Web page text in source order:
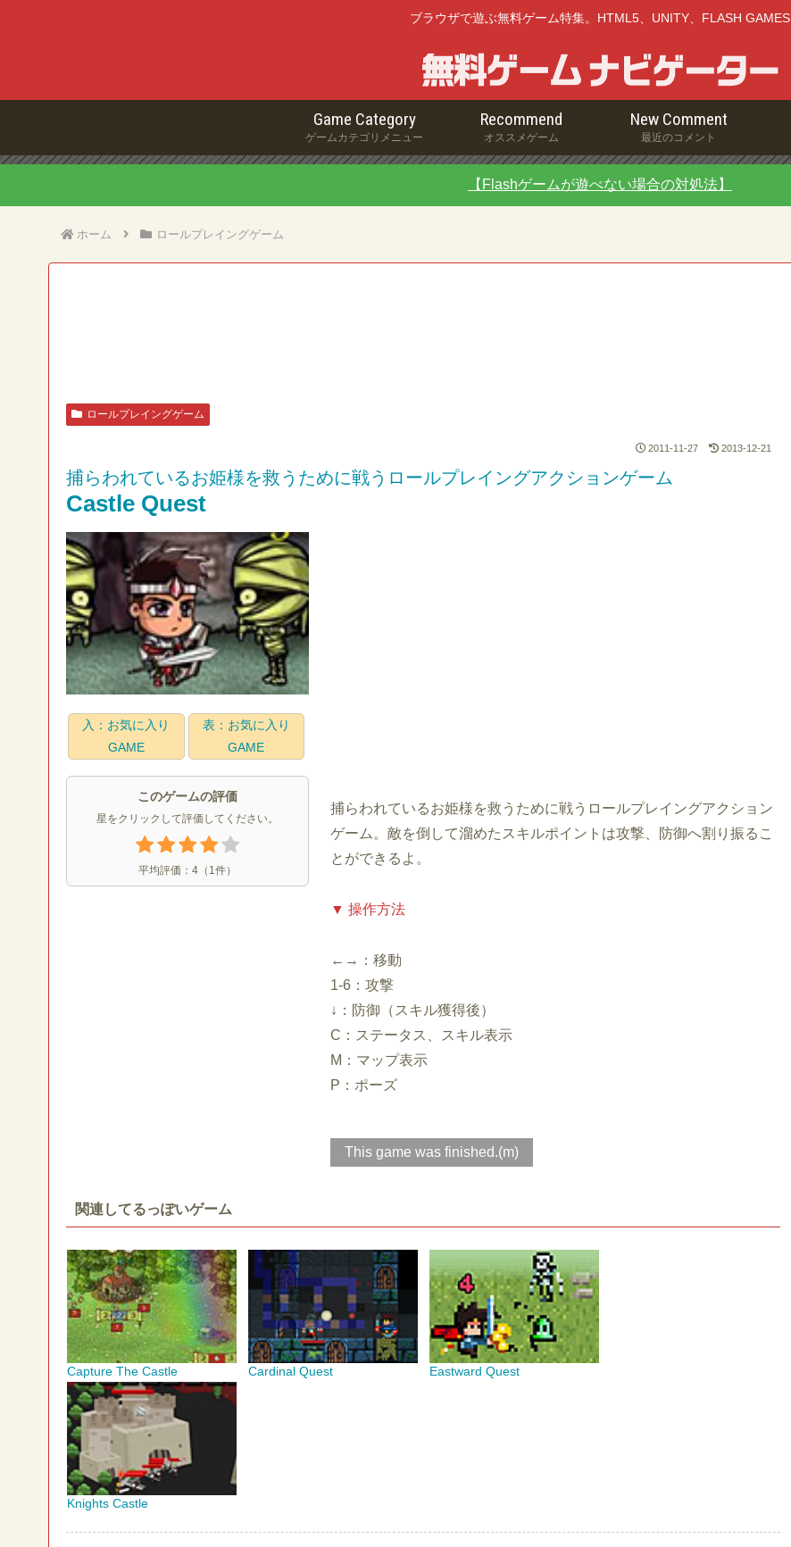
ブラウザで遊ぶ無料ゲーム特集。HTML5、UNITY、FLASH GAMES
Game Category
ゲームカテゴリメニュー
Recommend
オススメゲーム
New Comment
最近のコメント
【Flashゲームが遊べない場合の対処法】
ホーム ロールプレイングゲーム
ロールプレイングゲーム
2011-11-27 2013-12-21
捕らわれているお姫様を救うために戦うロールプレイングアクションゲーム
Castle Quest
入：お気に入り
GAME
表：お気に入り
GAME
このゲームの評価
星をクリックして評価してください。
平均評価： 4 （ 1 件）
捕らわれているお姫様を救うために戦うロールプレイングアクション
ゲーム。敵を倒して溜めたスキルポイントは攻撃、防御へ割り振るこ
とができるよ。
▼ 操作方法
←→：移動
1-6：攻撃
↓：防御（スキル獲得後）
C：ステータス、スキル表示
M：マップ表示
P：ポーズ
This game was finished.(m)
関連してるっぽいゲーム
Capture The Castle Cardinal Quest Eastward Quest
Knights Castle